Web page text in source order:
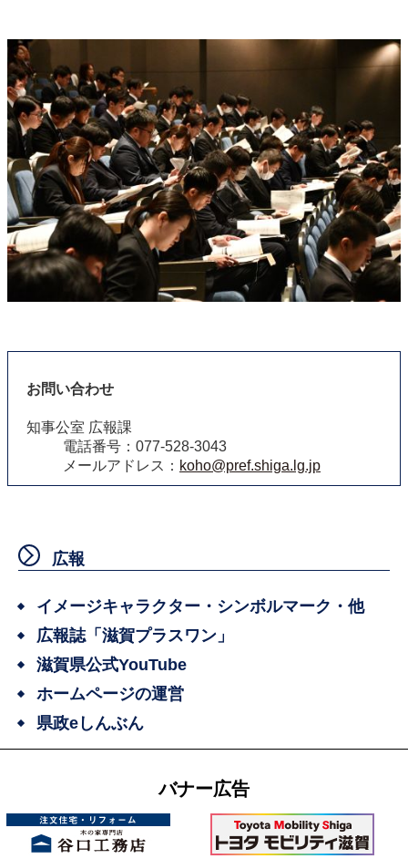
お問い合わせ
知事公室 広報課
電話番号：077-528-3043
メールアドレス： koho@pref.shiga.lg.jp
広報
イメージキャラクター・シンボルマーク・他
広報誌「滋賀プラスワン」
滋賀県公式YouTube
ホームページの運営
県政eしんぶん
バナー広告